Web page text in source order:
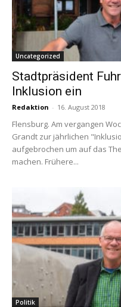
Uncategorized
Stadtpräsident
Inklusion ein
Redaktion - 16. August 2018
Flensburg. Am vergangen
Grandt zur jährlichen
aufgebrochen um auf das
machen. Frühere...
Politik